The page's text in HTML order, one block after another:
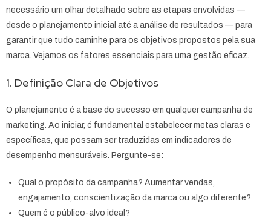
necessário um olhar detalhado sobre as etapas envolvidas —
desde o planejamento inicial até a análise de resultados — para
garantir que tudo caminhe para os objetivos propostos pela sua
marca. Vejamos os fatores essenciais para uma gestão eficaz.
1. Definição Clara de Objetivos
O planejamento é a base do sucesso em qualquer campanha de
marketing. Ao iniciar, é fundamental estabelecer metas claras e
específicas, que possam ser traduzidas em indicadores de
desempenho mensuráveis. Pergunte-se:
Qual o propósito da campanha? Aumentar vendas,
engajamento, conscientização da marca ou algo diferente?
Quem é o público-alvo ideal?